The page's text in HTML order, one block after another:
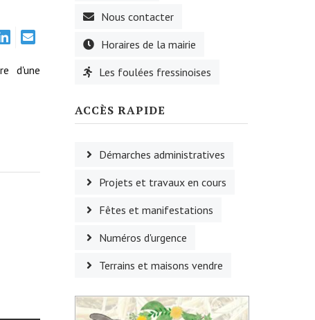
d'une
Nous contacter
Horaires de la mairie
Les foulées fressinoises
ACCÈS RAPIDE
Démarches administratives
Projets et travaux en cours
Fêtes et manifestations
Numéros d'urgence
Terrains et maisons vendre